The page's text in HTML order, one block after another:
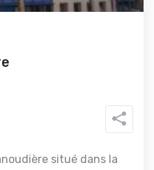
situé dans la